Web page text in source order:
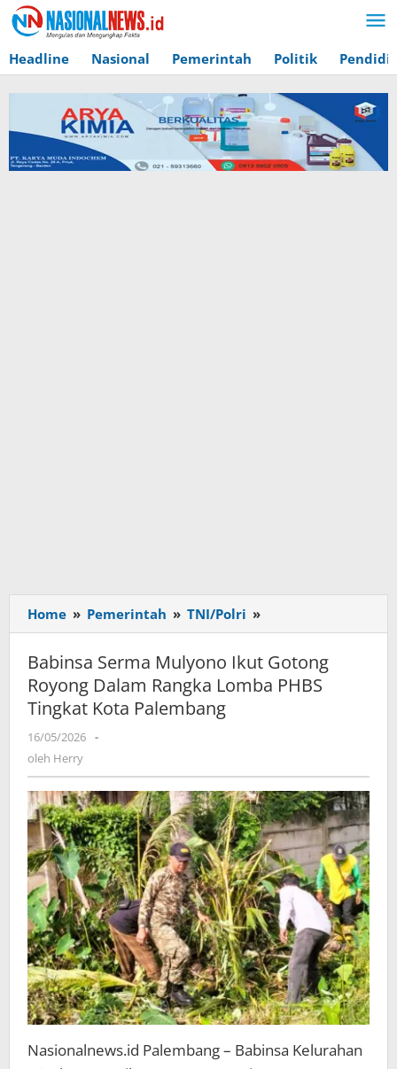
Lewati
ke
konten
Headline Nasional Pemerintah Politik
Home » Pemerintah » TNI/Polri »
Serma
Mulyono
Ikut
Gotong
PHBS
Tingkat
Kota
Palembang
Babinsa Serma Mulyono Ikut Gotong
Royong Dalam Rangka Lomba PHBS
Tingkat Kota Palembang
16/05/2026 oleh
-
oleh Herry
Nasionalnews.id Palembang – Babinsa Kelurahan